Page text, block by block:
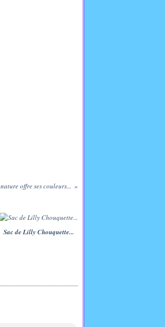
offre ses couleurs...
Sac de Lilly Chouquette...